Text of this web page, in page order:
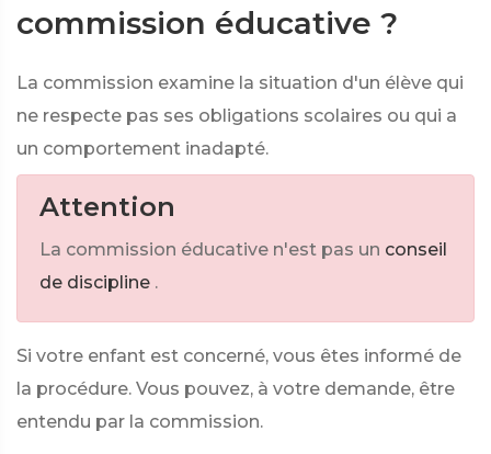
commission éducative ?
La commission examine la situation d'un élève qui
ne respecte pas ses obligations scolaires ou qui a
un comportement inadapté.
Attention
La commission éducative n'est pas un conseil
de discipline .
Si votre enfant est concerné, vous êtes informé de
la procédure. Vous pouvez, à votre demande, être
entendu par la commission.